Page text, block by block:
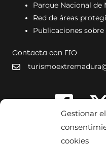
Gestionar el
cookies
a
s
Parque Nacional de
Red de áreas
Publicaciones
Contacta con FIO